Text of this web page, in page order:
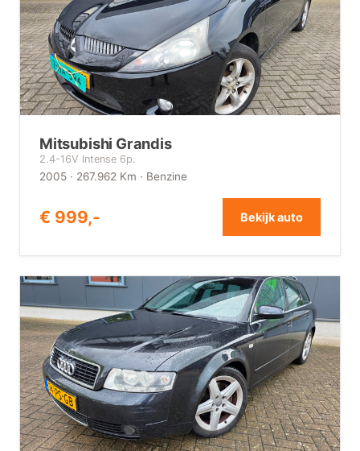
Mitsubishi Grandis
2.4-16V Intense 6p.
2005 · 267.962 Km · Benzine
€ 999,- Bekijk auto